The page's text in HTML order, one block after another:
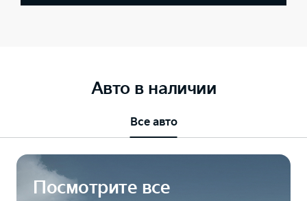
Авто в наличии
Все авто
Посмотрите все